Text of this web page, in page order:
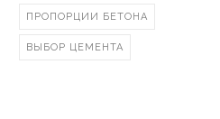
ПРОПОРЦИИ БЕТОНА
ВЫБОР ЦЕМЕНТА